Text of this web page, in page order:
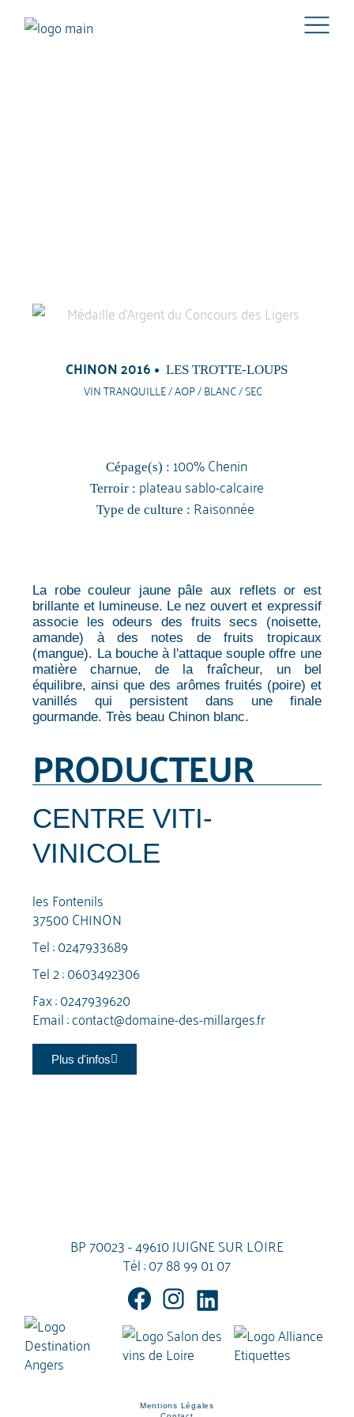
CHINON 2016 LES TROTTE-LOUPS
VIN TRANQUILLE / AOP / BLANC / SEC
Cépage(s) : 100% Chenin
Terroir : plateau sablo-calcaire
Type de culture : Raisonnée
La robe couleur jaune pâle aux reflets or est
brillante et lumineuse. Le nez ouvert et expressif
associe les odeurs des fruits secs (noisette,
amande) à des notes de fruits tropicaux
(mangue). La bouche à l'attaque souple offre une
matière charnue, de la fraîcheur, un bel
équilibre, ainsi que des arômes fruités (poire) et
vanillés qui persistent dans une finale
gourmande. Très beau Chinon blanc.
PRODUCTEUR
CENTRE VITI-
VINICOLE
les Fontenils
37500 CHINON
Tel :0247933689
Tel 2 :0603492306
Fax : 0247939620
Email :contact@domaine-des-millarges.fr
Plus d'infos
BP 70023 - 49610 JUIGNE SUR LOIRE
Tél :07 88 99 01 07
Mentions Légales